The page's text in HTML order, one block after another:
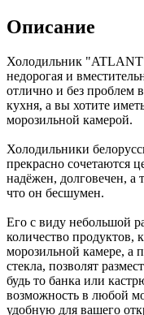
Описание
Холодильник
недорогая и
отлично и без проблем
кухня, а вы хотите
морозильной камерой.
Холодильники
прекрасно сочетаются
надёжен, долговечен, а
что он бесшумен.
Его с виду небольшой
количество продуктов,
морозильной камере, а
стекла, позволят
будь то банка или
возможность в любой
удобную для вашего